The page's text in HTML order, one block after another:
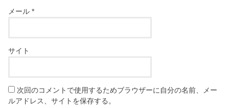
メール*
サイト
次回のコメントで使用するためブラウザーに自分の名前、メー
ルアドレス、サイトを保存する。